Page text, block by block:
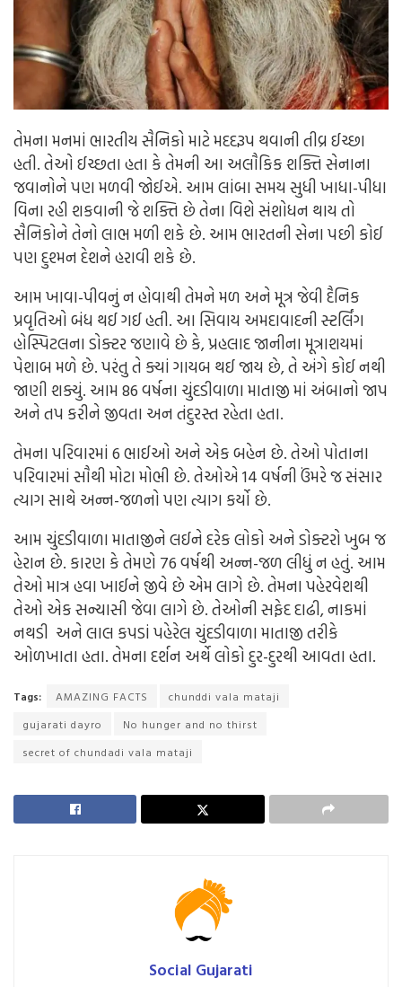
તેમના મનમાં ભારતીય સૈનિકો માટે મદદરૂપ થવાની તીવ્ર ઈચ્છા
હતી. તેઓ ઈચ્છતા હતા કે તેમની આ અલૌકિક શક્તિ સેનાના
જવાનોને પણ મળવી જોઈએ. આમ લાંબા સમય સુધી ખાધા-પીધા
વિના રહી શકવાની જે શક્તિ છે તેના વિશે સંશોધન થાય તો
સૈનિકોને તેનો લાભ મળી શકે છે. આમ ભારતની સેના પછી કોઈ
પણ દુશ્મન દેશને હરાવી શકે છે.
આમ ખાવા-પીવનું ન હોવાથી તેમને મળ અને મૂત્ર જેવી દૈનિક
પ્રવૃતિઓ બંધ થઈ ગઈ હતી. આ સિવાય અમદાવાદની સ્ટર્લિંગ
હોસ્પિટલના ડોક્ટર જણાવે છે કે, પ્રહલાદ જાનીના મૂત્રાશયમાં
પેશાબ મળે છે. પરંતુ તે ક્યાં ગાયબ થઈ જાય છે, તે અંગે કોઈ નથી
જાણી શક્યું. આમ 86 વર્ષના ચુંદડીવાળા માતાજી માં અંબાનો જાપ
અને તપ કરીને જીવતા અન તંદુરસ્ત રહેતા હતા.
તેમના પરિવારમાં 6 ભાઈઓ અને એક બહેન છે. તેઓ પોતાના
પરિવારમાં સૌથી મોટા મોભી છે. તેઓએ 14 વર્ષની ઉંમરે જ સંસાર
ત્યાગ સાથે અન્ન-જળનો પણ ત્યાગ કર્યો છે.
આમ ચુંદડીવાળા માતાજીને લઈને દરેક લોકો અને ડોક્ટરો ખુબ જ
હેરાન છે. કારણ કે તેમણે 76 વર્ષથી અન્ન-જળ લીધું ન હતું. આમ
તેઓ માત્ર હવા ખાઈને જીવે છે એમ લાગે છે. તેમના પહેરવેશથી
તેઓ એક સન્યાસી જેવા લાગે છે. તેઓની સફેદ દાઢી, નાકમાં
નથડી અને લાલ કપડાં પહેરેલ ચુંદડીવાળા માતાજી તરીકે
ઓળખાતા હતા. તેમના દર્શન અર્થે લોકો દુર-દુરથી આવતા હતા.
Tags: AMAZING FACTS
chunddi vala mataji
gujarati dayro
No hunger and no thirst
secret of chundadi vala mataji
Social Gujarati